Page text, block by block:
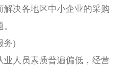
解决各地区中小企业的采购
务)
业人员素质普遍偏低，经营